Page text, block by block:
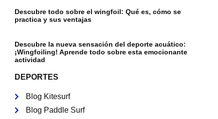
Descubre todo sobre el wingfoil: Qué es, cómo se
practica y sus ventajas
Descubre la nueva sensación del deporte acuático:
¡Wingfoiling! Aprende todo sobre esta emocionante
actividad
DEPORTES
Blog Kitesurf
Blog Paddle Surf